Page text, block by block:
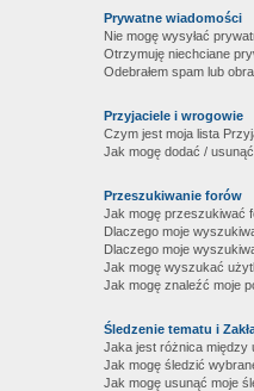
Prywatne wiadomości
Nie mogę wysyłać
Otrzymuję niechciane
Odebrałem spam lub
Przyjaciele i wrogowie
Czym jest moja lista
Jak mogę dodać /
Przeszukiwanie forów
Jak mogę przeszukiwać
Dlaczego moje
Dlaczego moje
Jak mogę wyszukać
Jak mogę znaleźć moje
Śledzenie tematu i
Jaka jest różnica między
Jak mogę śledzić
Jak mogę usunąć moje